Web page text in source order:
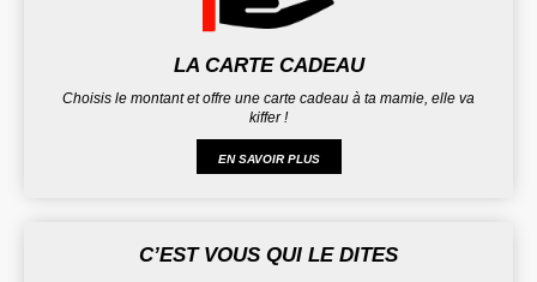
LA CARTE CADEAU
Choisis le montant et offre une carte cadeau à ta mamie, elle va
kiffer !
EN SAVOIR PLUS
C’EST VOUS QUI LE DITES